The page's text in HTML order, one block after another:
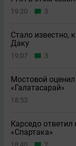
19:20 3
Стало известно,
Даку
19:07 3
Мостовой
«Галатасарай»
18:53
Карседо
«Спартака»